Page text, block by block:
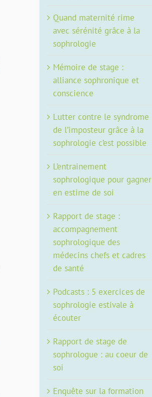
Quand maternité rime
avec sérénité grâce à la
sophrologie
Mémoire de stage :
alliance sophronique et
conscience
Lutter contre le syndrome
de l’imposteur grâce à la
sophrologie c’est possible
L’entrainement
sophrologique pour gagner
en estime de soi
Rapport de stage :
accompagnement
sophrologique des
médecins chefs et cadres
de santé
Podcasts : 5 exercices de
sophrologie estivale à
écouter
Rapport de stage de
sophrologue : au coeur de
soi
Enquête sur la formation